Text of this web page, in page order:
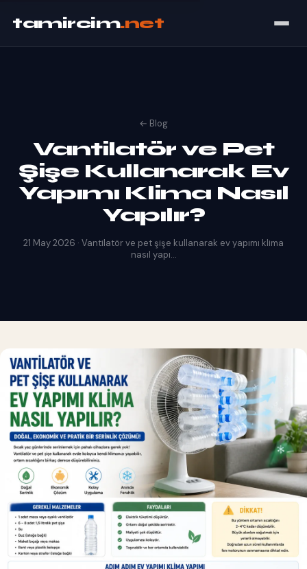
tamircim.net
← Blog
Vantilatör ve Pet
Şişe Kullanarak Ev
Yapımı Klima Nasıl
Yapılır?
21 May 2026 · Vantilatör ve pet şişe kullanarak ev yapımı klima
nasıl yapı...